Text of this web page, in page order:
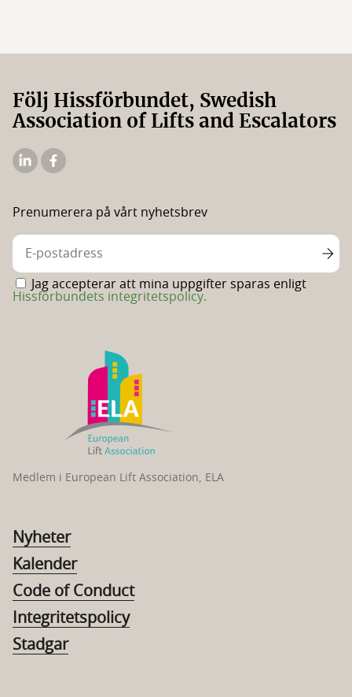
Följ Hissförbundet, Swedish
Association of Lifts and Escalators
Medlem i European Lift Association, ELA
Prenumerera på vårt nyhetsbrev
Jag accepterar att mina uppgifter sparas enligt
Hissförbundets integritetspolicy.
Nyheter
Kalender
Code of Conduct
Integritetspolicy
Stadgar